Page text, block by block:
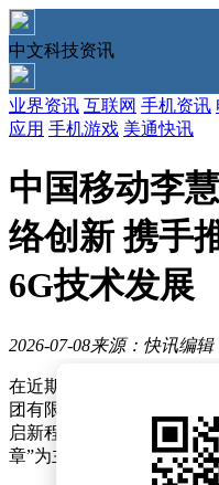
中文科技资讯
业界资讯 互联网 手机资讯
应用 手机游戏 美通快讯
中国移动李
络创新 携手
6G技术发展
2026-07-08来源：快讯编辑
在近期举办的第二十五届
团有限公司副总经理李慧
启新程・融创未来——以数
章”为主题，吸引了众多行